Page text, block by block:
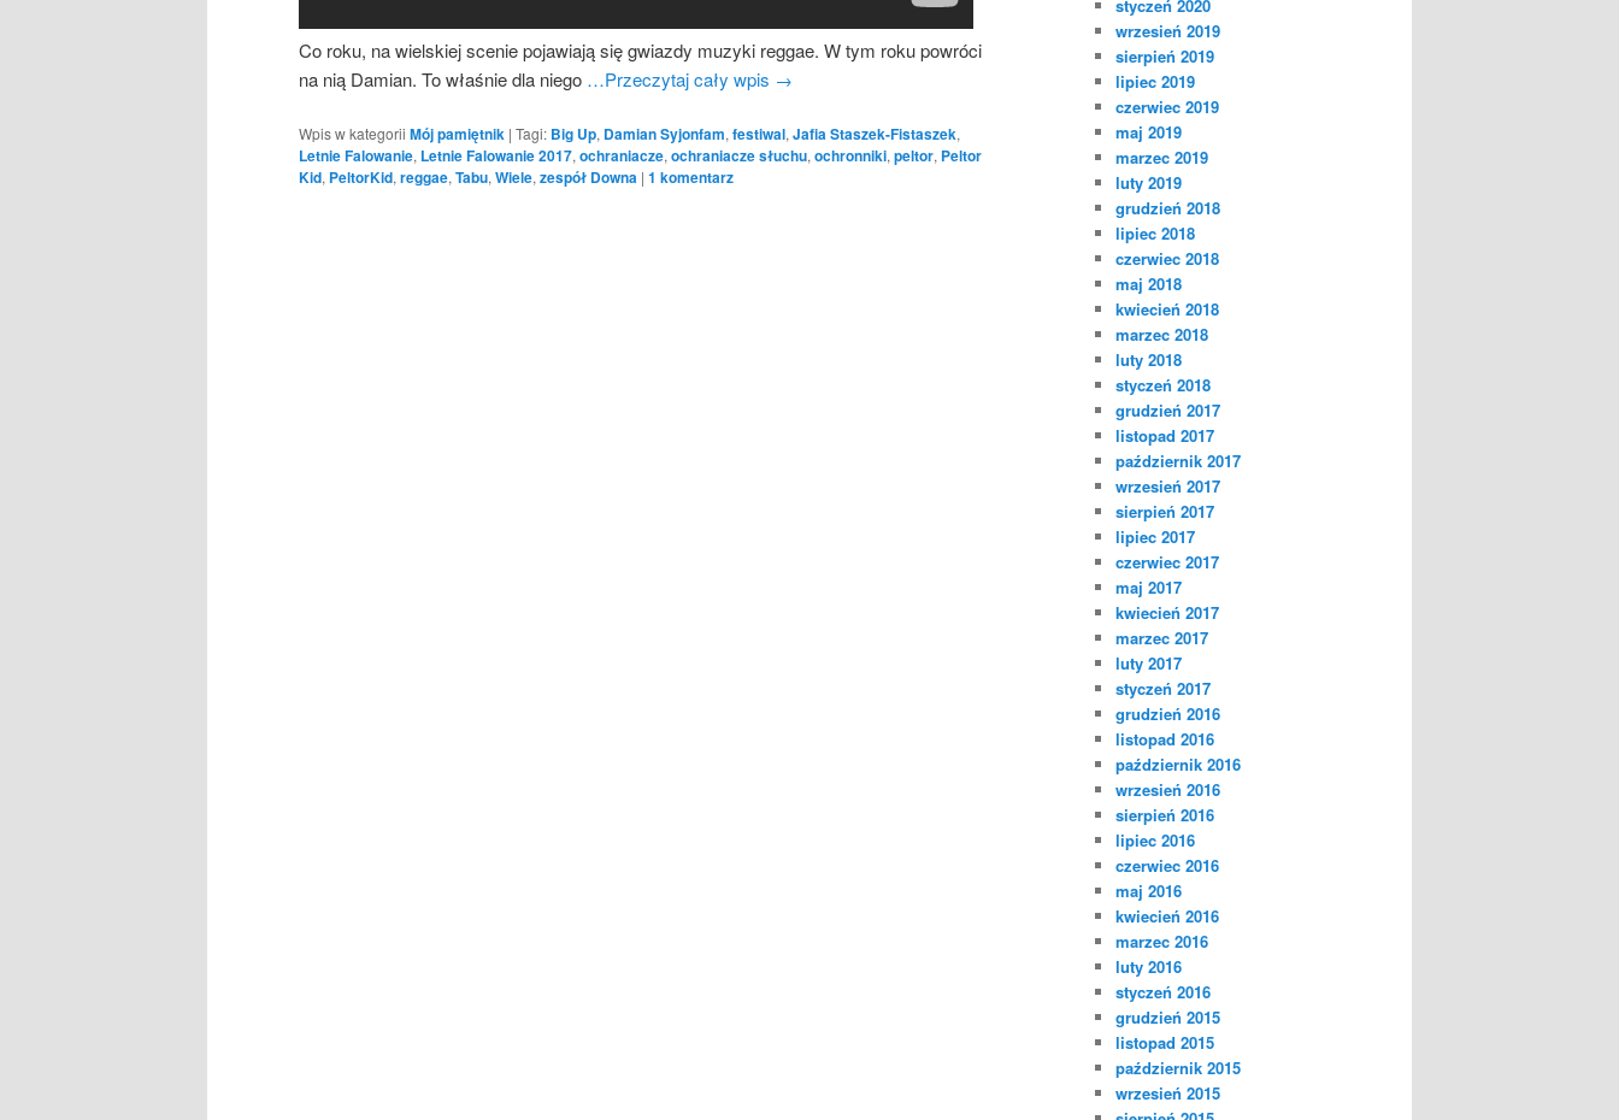
Co roku, na wielskiej scenie pojawiają się gwiazdy muzyki reggae. W tym roku powróci
na nią Damian. To właśnie dla niego …Przeczytaj cały wpis →
Wpis w kategorii Mój pamiętnik | Tagi: Big Up, Damian Syjonfam, festiwal, Jafia Staszek-Fistaszek,
Letnie Falowanie, Letnie Falowanie 2017, ochraniacze, ochraniacze słuchu, ochronniki, peltor, Peltor
Kid, PeltorKid, reggae, Tabu, Wiele, zespół Downa | 1 komentarz
styczeń 2020
wrzesień 2019
sierpień 2019
lipiec 2019
czerwiec 2019
maj 2019
marzec 2019
luty 2019
grudzień 2018
lipiec 2018
czerwiec 2018
maj 2018
kwiecień 2018
marzec 2018
luty 2018
styczeń 2018
grudzień 2017
listopad 2017
październik 2017
wrzesień 2017
sierpień 2017
lipiec 2017
czerwiec 2017
maj 2017
kwiecień 2017
marzec 2017
luty 2017
styczeń 2017
grudzień 2016
listopad 2016
październik 2016
wrzesień 2016
sierpień 2016
lipiec 2016
czerwiec 2016
maj 2016
kwiecień 2016
marzec 2016
luty 2016
styczeń 2016
grudzień 2015
listopad 2015
październik 2015
wrzesień 2015